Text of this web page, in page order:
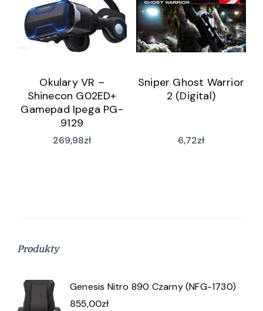
Okulary VR –
Shinecon G02ED+
Gamepad Ipega PG-
9129
269,98zł
Sniper Ghost Warrior
2 (Digital)
6,72zł
Produkty
Genesis Nitro 890 Czarny (NFG-1730)
855,00zł